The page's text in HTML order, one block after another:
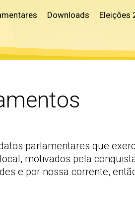
Downloads Eleições
parlamentares que
motivados pela
e por nossa corrente,